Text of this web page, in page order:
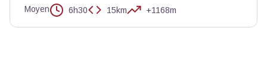
Moyen 6h30 15km +1168m